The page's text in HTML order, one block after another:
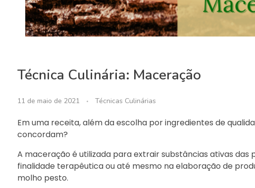
Técnica Culinária: Maceração
11 de maio de 2021 Técnicas Culinárias
Em uma receita, além da escolha por ingredientes de
concordam?
A maceração é utilizada para extrair substâncias ativas das
finalidade terapêutica ou até mesmo na elaboração de
molho pesto.